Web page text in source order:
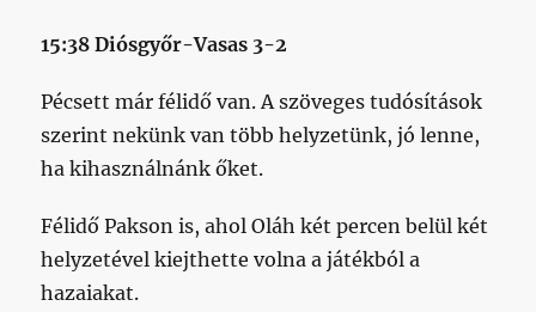
15:38 Diósgyőr-Vasas 3-2
Pécsett már félidő van. A szöveges tudósítások
szerint nekünk van több helyzetünk, jó lenne,
ha kihasználnánk őket.
Félidő Pakson is, ahol Oláh két percen belül két
helyzetével kiejthette volna a játékból a
hazaiakat.